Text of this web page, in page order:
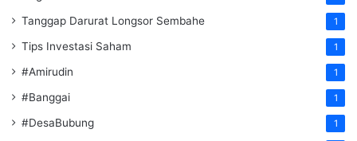
Tanggap Darurat Longsor Sembahe 1
Tips Investasi Saham 1
#Amirudin 1
#Banggai 1
#DesaBubung 1